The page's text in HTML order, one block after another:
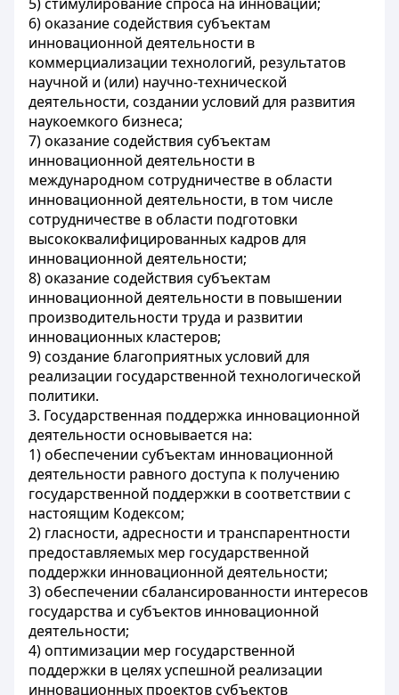
6) оказание содействия субъектам
инновационной деятельности в
коммерциализации технологий, результатов
научной и (или) научно-технической
деятельности, создании условий для развития
наукоемкого бизнеса;
7) оказание содействия субъектам
инновационной деятельности в
международном сотрудничестве в области
инновационной деятельности, в том числе
сотрудничестве в области подготовки
высококвалифицированных кадров для
инновационной деятельности;
8) оказание содействия субъектам
инновационной деятельности в повышении
производительности труда и развитии
инновационных кластеров;
9) создание благоприятных условий для
реализации государственной технологической
политики.
3. Государственная поддержка инновационной
деятельности основывается на:
1) обеспечении субъектам инновационной
деятельности равного доступа к получению
государственной поддержки в соответствии с
настоящим Кодексом;
2) гласности, адресности и транспарентности
предоставляемых мер государственной
поддержки инновационной деятельности;
3) обеспечении сбалансированности интересов
государства и субъектов инновационной
деятельности;
4) оптимизации мер государственной
поддержки в целях успешной реализации
инновационных проектов субъектов